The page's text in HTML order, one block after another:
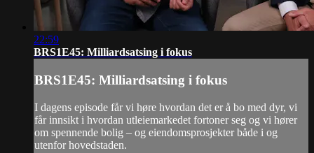
22:59
BRS1E45: Milliardsatsing i fokus
BRS1E45: Milliardsatsing i fokus
I dagens episode får vi høre hvordan det er å bo med dyr, vi
får innsikt i hvordan utleiemarkedet fortoner seg og vi hører
om spennende bolig – og eiendomsprosjekter både i og
utenfor hovedstaden.